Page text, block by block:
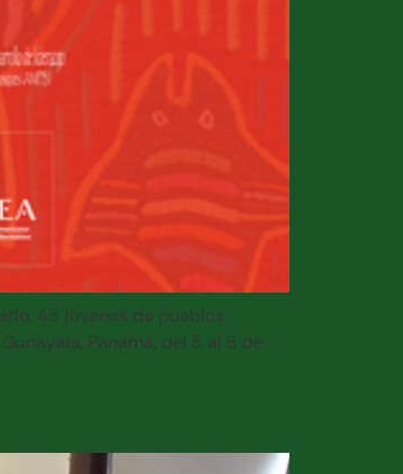
45 jóvenes de pueblos
Panamá, del 5 al 8 de